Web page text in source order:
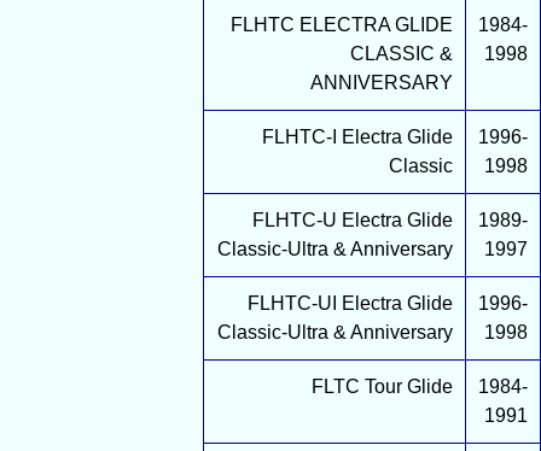
FLHTC ELECTRA GLIDE
CLASSIC &
ANNIVERSARY
1984-
1998
FLHTC-I Electra Glide
Classic
1996-
1998
FLHTC-U Electra Glide
Classic-Ultra & Anniversary
1989-
1997
FLHTC-UI Electra Glide
Classic-Ultra & Anniversary
1996-
1998
FLTC Tour Glide
1984-
1991